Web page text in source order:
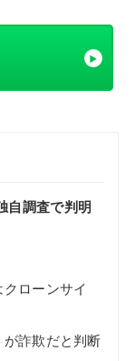
自調査で判明
ローンサイ
が詐欺だと判断